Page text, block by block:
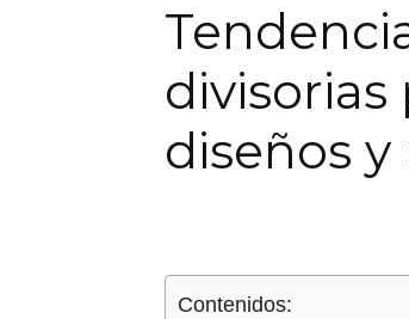
divisorias
diseños y
Contenidos: